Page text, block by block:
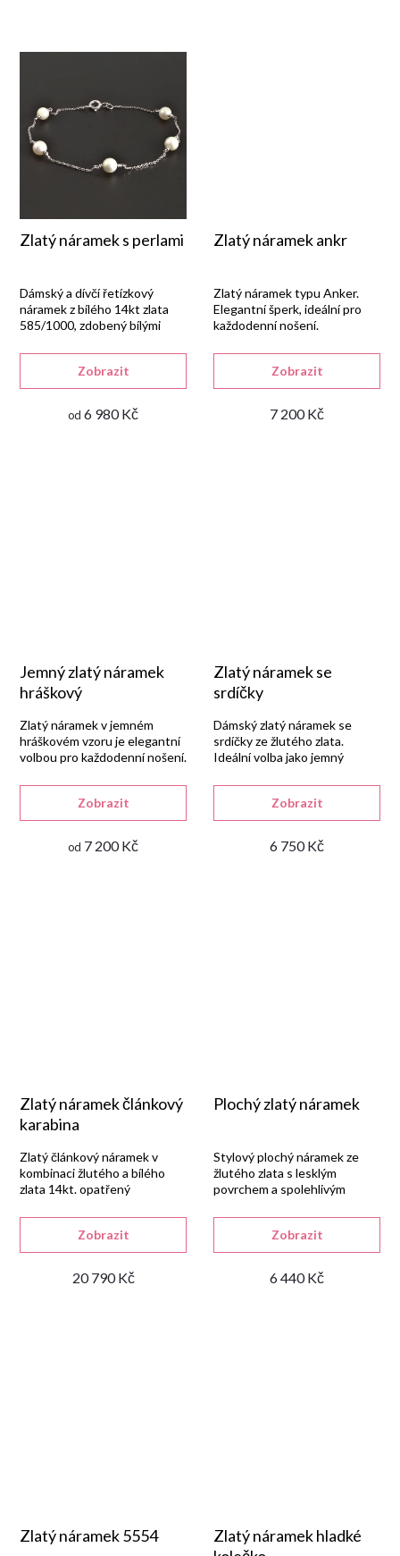
k
ů
Zlatý náramek s perlami
od 6 980 Kč
Zobrazit
Dámský a dívčí řetízkový
náramek z bílého 14kt zlata
585/1000, zdobený bílými
zapínáním na pérový kroužek.
Zlatý náramek ankr
7 200 Kč
Zobrazit
Zlatý náramek typu Anker.
Elegantní šperk, ideální pro
každodenní nošení.
Jemný zlatý náramek
hráškový
od 7 200 Kč
Zobrazit
Zlatý náramek v jemném
hráškovém vzoru je elegantní
volbou pro každodenní nošení.
Zlatý náramek se
srdíčky
6 750 Kč
Zobrazit
Dámský zlatý náramek se
srdíčky ze žlutého zlata.
Ideální volba jako jemný
Zlatý náramek článkový
karabina
20 790 Kč
Zobrazit
Zlatý článkový náramek v
kombinaci žlutého a bílého
zlata 14kt. opatřený
Plochý zlatý náramek
6 440 Kč
Zobrazit
Stylový plochý náramek ze
žlutého zlata s lesklým
povrchem a spolehlivým
Zlatý náramek 5554
Zlatý náramek hladké